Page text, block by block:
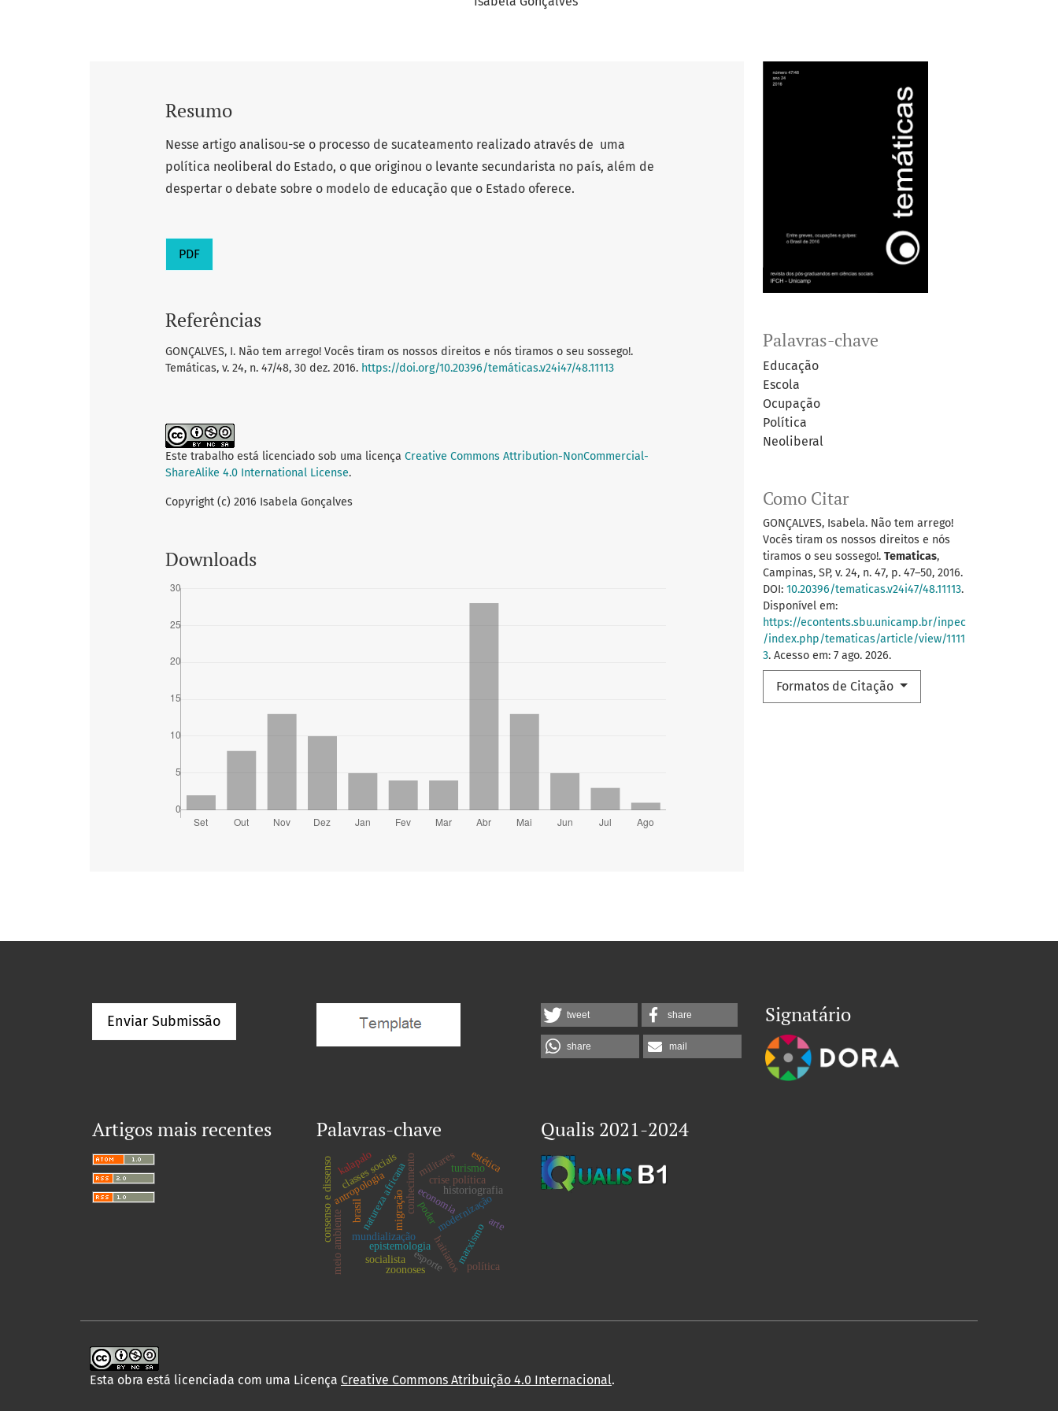
Palavras-chave
Educação
Escola
Ocupação
Política
Neoliberal
Como Citar
GONÇALVES, Isabela. Não tem arrego!
Vocês tiram os nossos direitos e nós
tiramos o seu sossego!. Tematicas,
Campinas, SP, v. 24, n. 47, p. 47–50, 2016.
DOI: 10.20396/tematicas.v24i47/48.11113.
Disponível em:
https://econtents.sbu.unicamp.br/inpec
/index.php/tematicas/article/view/1111
3. Acesso em: 7 ago. 2026.
Formatos de Citação
Resumo
Nesse artigo analisou-se o processo de sucateamento realizado através de uma
política neoliberal do Estado, o que originou o levante secundarista no país, além de
despertar o debate sobre o modelo de educação que o Estado oferece.
PDF
Referências
GONÇALVES, I. Não tem arrego! Vocês tiram os nossos direitos e nós tiramos o seu sossego!.
Temáticas, v. 24, n. 47/48, 30 dez. 2016. https://doi.org/10.20396/temáticas.v24i47/48.11113
Este trabalho está licenciado sob uma licença Creative Commons Attribution-NonCommercial-
ShareAlike 4.0 International License.
Copyright (c) 2016 Isabela Gonçalves
Downloads
Enviar Submissão tweet share
share mail
Signatário
Artigos mais recentes Palavras-chave
modernização
mundialização
economia
natureza africana
epistemologia
historiografia
antropologia conhecimentopoder
haitianos
brasil migração
crise política
classes sociais
marxismo
esporte
militares
kalapalo
política
consenso e dissenso turismo
meio ambiente arte
socialista
estética
zoonoses
Qualis 2021-2024
Esta obra está licenciada com uma Licença Creative Commons Atribuição 4.0 Internacional.